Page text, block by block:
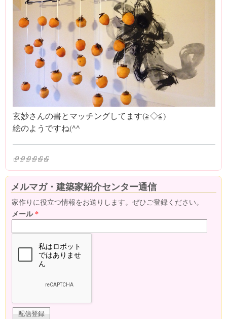
玄妙さんの書とマッチングしてます(≧◇≦)
絵のようですね(^^ゞ
(link is external)
(link is external)
(link is external)
(link is external)
(link is external)
(link is external)
メルマガ・建築家紹介センター通信
家作りに役立つ情報をお送りします。ぜひご登録ください。
メール*